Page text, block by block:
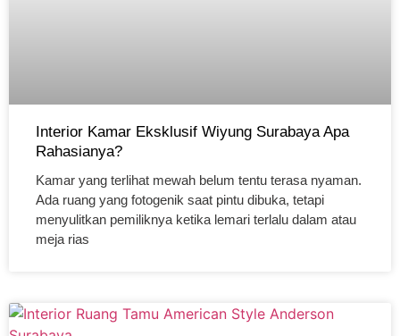
Interior Kamar Eksklusif Wiyung Surabaya Apa
Rahasianya?
Kamar yang terlihat mewah belum tentu terasa nyaman.
Ada ruang yang fotogenik saat pintu dibuka, tetapi
menyulitkan pemiliknya ketika lemari terlalu dalam atau
meja rias